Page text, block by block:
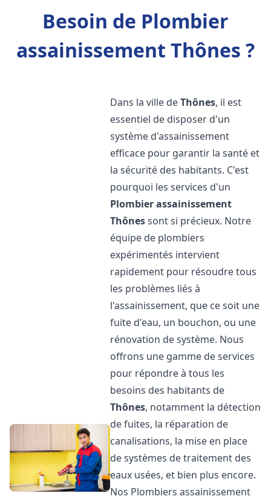
Besoin de Plombier
assainissement Thônes ?
Dans la ville deThônes, il est
essentiel de disposer d'un
système d'assainissement
efficace pour garantir la santé et
la sécurité des habitants. C'est
pourquoi les services d'un
Plombier assainissement
Thônessont si précieux. Notre
équipe de plombiers
expérimentés intervient
rapidement pour résoudre tous
les problèmes liés à
l'assainissement, que ce soit une
fuite d'eau, un bouchon, ou une
rénovation de système. Nous
offrons une gamme de services
pour répondre à tous les
besoins des habitants de
Thônes, notamment la détection
de fuites, la réparation de
canalisations, la mise en place
de systèmes de traitement des
eaux usées, et bien plus encore.
Nos Plombiers assainissement